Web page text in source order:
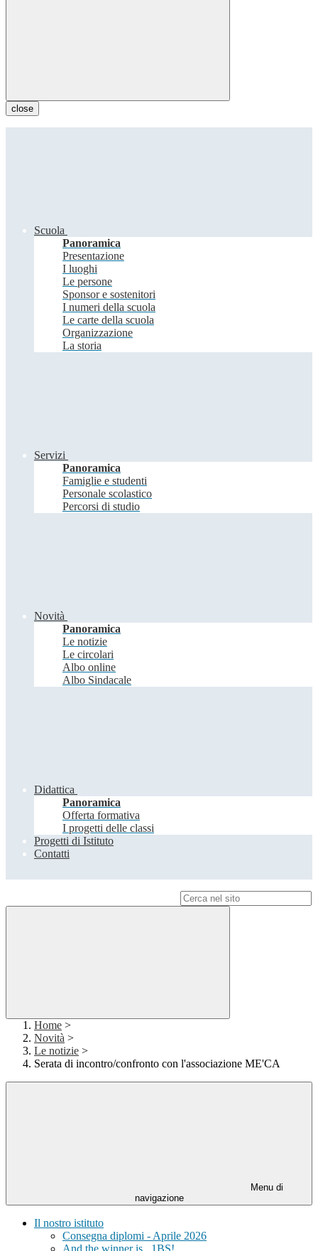
close
Scuola
Panoramica
Presentazione
I luoghi
Le persone
Sponsor e sostenitori
I numeri della scuola
Le carte della scuola
Organizzazione
La storia
Servizi
Panoramica
Famiglie e studenti
Personale scolastico
Percorsi di studio
Novità
Panoramica
Le notizie
Le circolari
Albo online
Albo Sindacale
Didattica
Panoramica
Offerta formativa
I progetti delle classi
Progetti di Istituto
Contatti
Home >
Novità >
Le notizie >
Serata di incontro/confronto con l'associazione ME'CA
Menu di
navigazione
Il nostro istituto
Consegna diplomi - Aprile 2026